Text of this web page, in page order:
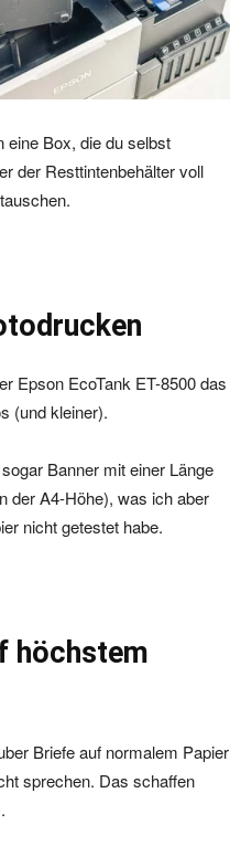
eine Box, die du selbst
der Resttintenbehälter voll
Epson EcoTank ET-8500 das
(und kleiner).
Banner mit einer Länge
der A4-Höhe), was ich aber
nicht getestet habe.
höchstem
Briefe auf normalem Papier
sprechen. Das schaffen